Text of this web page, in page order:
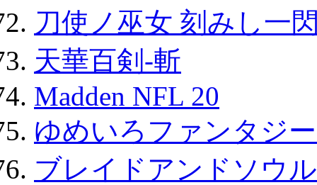
刀使ノ巫女 刻みし一
天華百剣-斬
Madden NFL 20
ゆめいろファンタジ
ブレイドアンドソウ